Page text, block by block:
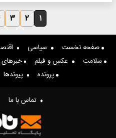
۱ ۲ ۳
صفحه نخست سیاسی
سلامت
عکس و فیلم
پرونده
پیوندها
تماس با ما